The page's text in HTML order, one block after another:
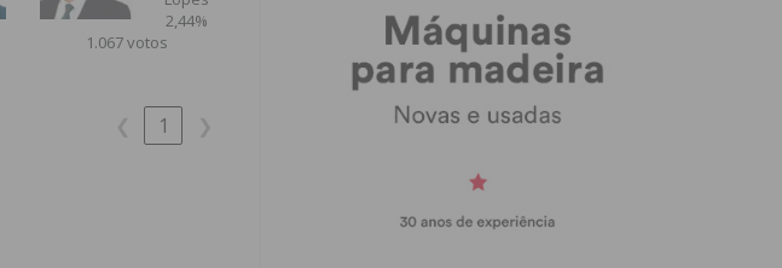
2,44%
1.067 votos
1